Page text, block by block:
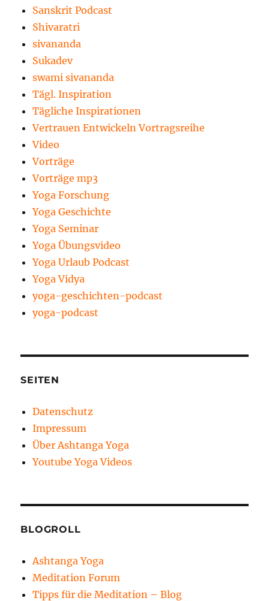
Sanskrit Podcast
Shivaratri
sivananda
Sukadev
swami sivananda
Tägl. Inspiration
Tägliche Inspirationen
Vertrauen Entwickeln Vortragsreihe
Video
Vorträge
Vorträge mp3
Yoga Forschung
Yoga Geschichte
Yoga Seminar
Yoga Übungsvideo
Yoga Urlaub Podcast
Yoga Vidya
yoga-geschichten-podcast
yoga-podcast
SEITEN
Datenschutz
Impressum
Über Ashtanga Yoga
Youtube Yoga Videos
BLOGROLL
Ashtanga Yoga
Meditation Forum
Tipps für die Meditation – Blog